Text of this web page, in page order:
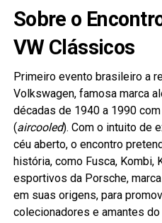
Sobre o
VW Clássicos
Primeiro evento brasileiro a
Volkswagen, famosa marca
décadas de 1940 a 1990
(aircooled). Com o intuito de
céu aberto, o encontro
história, como Fusca, Kombi,
esportivos da Porsche,
em suas origens, para
colecionadores e amantes